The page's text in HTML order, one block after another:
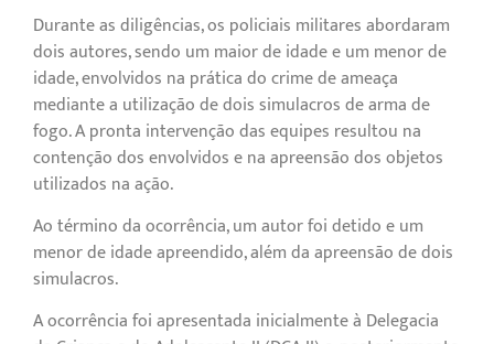
Durante as diligências, os policiais militares abordaram
dois autores, sendo um maior de idade e um menor de
idade, envolvidos na prática do crime de ameaça
mediante a utilização de dois simulacros de arma de
fogo. A pronta intervenção das equipes resultou na
contenção dos envolvidos e na apreensão dos objetos
utilizados na ação.
Ao término da ocorrência, um autor foi detido e um
menor de idade apreendido, além da apreensão de dois
simulacros.
A ocorrência foi apresentada inicialmente à Delegacia